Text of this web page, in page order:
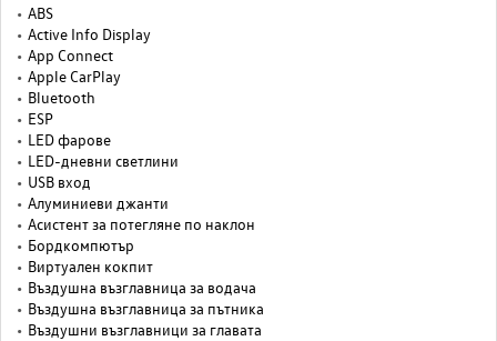
ABS
Active Info Display
App Connect
Apple CarPlay
Bluetooth
ESP
LED фарове
LED-дневни светлини
USB вход
Алуминиеви джанти
Асистент за потегляне по наклон
Бордкомпютър
Виртуален кокпит
Въздушна възглавница за водача
Въздушна възглавница за пътника
Въздушни възглавници за главата